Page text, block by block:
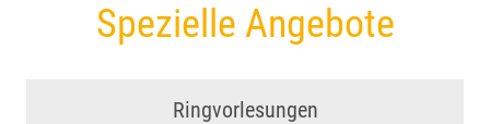
Spezielle Angebote
Ringvorlesungen